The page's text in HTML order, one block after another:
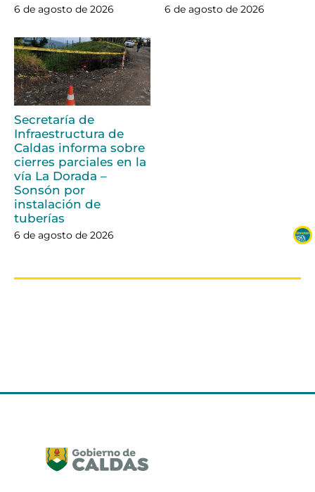
6 de agosto de 2026 6 de agosto de 2026
Secretaría de
Infraestructura de
Caldas informa sobre
cierres parciales en la
vía La Dorada –
Sonsón por
instalación de
tuberías
6 de agosto de 2026